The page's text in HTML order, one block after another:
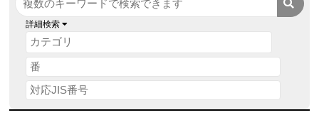
詳細検索